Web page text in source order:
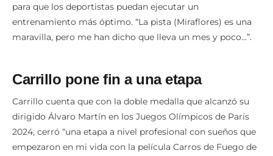
para que los deportistas puedan ejecutar un
entrenamiento más óptimo. “La pista (Miraflores) es una
maravilla, pero me han dicho que lleva un mes y poco…”.
Carrillo pone fin a una etapa
Carrillo cuenta que con la doble medalla que alcanzó su
dirigido Álvaro Martín en los Juegos Olímpicos de París
2024, cerró “una etapa a nivel profesional con sueños que
empezaron en mi vida con la película Carros de Fuego de